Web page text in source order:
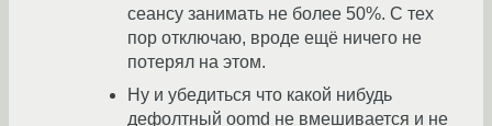
сеансу занимать не более 50%. С тех
пор отключаю, вроде ещё ничего не
потерял на этом.
Ну и убедиться что какой нибудь
дефолтный oomd не вмешивается и не